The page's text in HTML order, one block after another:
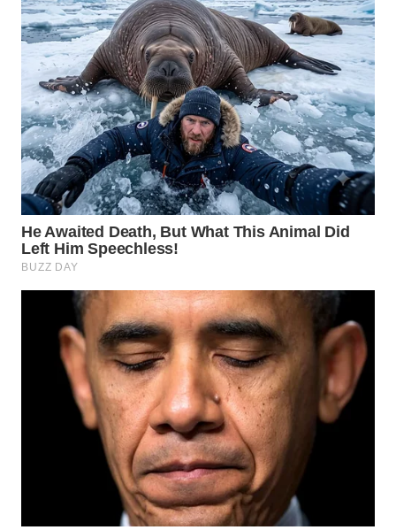
SIMALUNGUN
WN
LABUHANBATU
WN
TAPANULI
TENGAH
WN DELI
SERDANG
WN
TEBING
WN
PAKPAK